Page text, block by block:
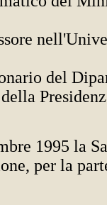
del
1995 la
per la